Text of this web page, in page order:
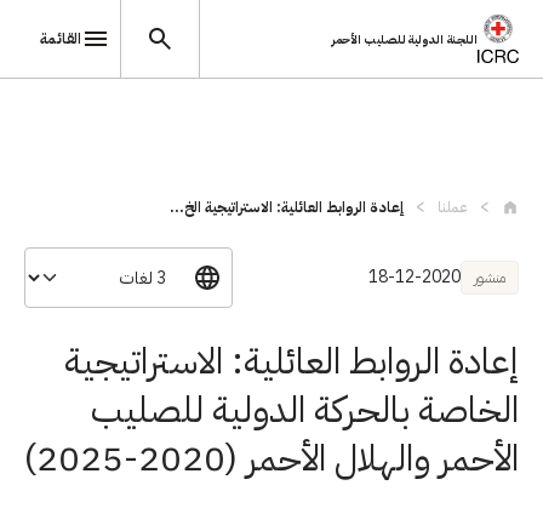
اللجنة الدولية للصليب الأحمر القائمة
عملنا إعادة الروابط العائلية: الاستراتيجية الخ...
منشور 18-12-2020
إعادة الروابط العائلية: الاستراتيجية
الخاصة بالحركة الدولية للصليب
الأحمر والهلال الأحمر (2020-2025)